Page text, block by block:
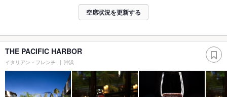
空席状況を更新する
THE PACIFIC HARBOR
イタリアン・フレンチ 沖浜